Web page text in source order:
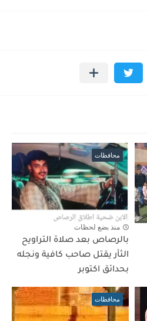
محافظات
منذ بضع لحظات
بالرصاص بعد صلاة التراويح
الثأر يقتل صاحب كافية ونجله
بحدائق اكتوبر
محافظات